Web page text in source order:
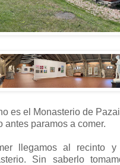
es el Monasterio de
antes paramos a comer.
llegamos al recinto y
Sin saberlo